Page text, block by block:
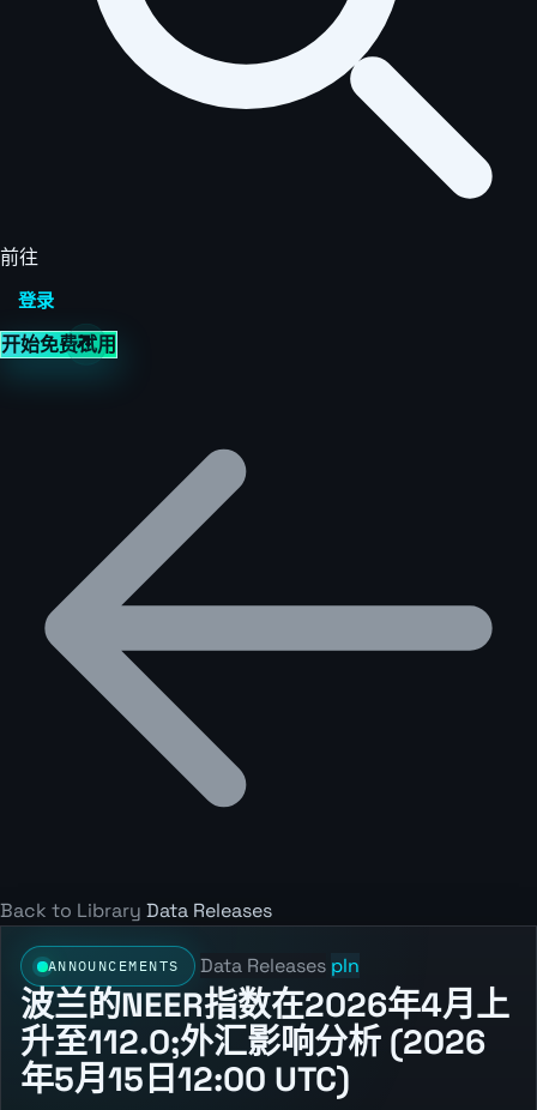
前往
登录
开始免费试用
Back to Library Data Releases
ANNOUNCEMENTS Data Releases pln
波兰的NEER指数在2026年4月上
升至112.0;外汇影响分析 (2026
年5月15日12:00 UTC)